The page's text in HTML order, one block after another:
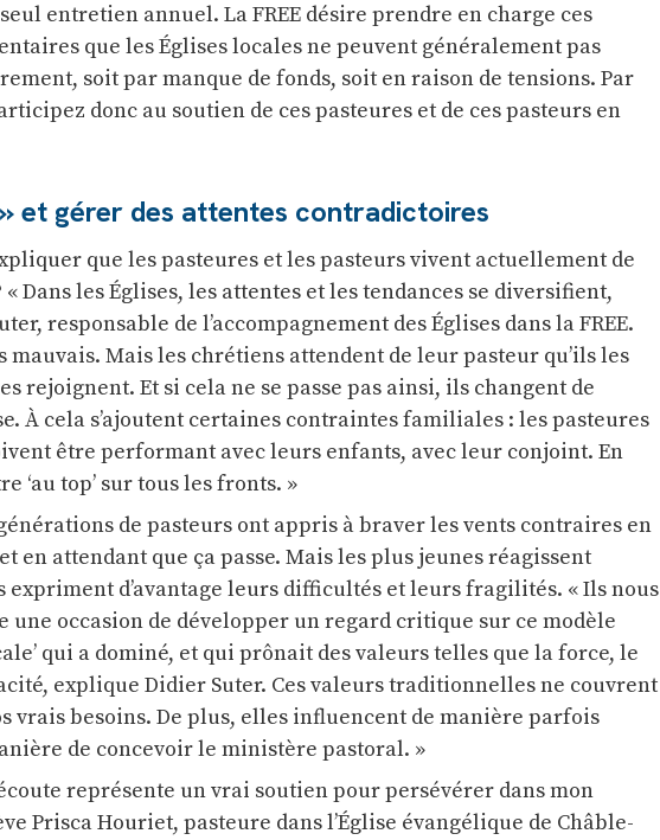
entretien annuel. La FREE désire prendre en charge ces
que les Églises locales ne peuvent généralement pas
soit par manque de fonds, soit en raison de tensions. Par
donc au soutien de ces pasteures et de ces pasteurs en
et gérer des attentes contradictoires
que les pasteures et les pasteurs vivent actuellement de
Dans les Églises, les attentes et les tendances se diversifient,
responsable de l’accompagnement des Églises dans la FREE.
mauvais. Mais les chrétiens attendent de leur pasteur qu’ils les
rejoignent. Et si cela ne se passe pas ainsi, ils changent de
À cela s’ajoutent certaines contraintes familiales : les pasteures
être performant avec leurs enfants, avec leur conjoint. En
‘au top’ sur tous les fronts. »
de pasteurs ont appris à braver les vents contraires en
en attendant que ça passe. Mais les plus jeunes réagissent
d’avantage leurs difficultés et leurs fragilités. « Ils nous
une occasion de développer un regard critique sur ce modèle
qui a dominé, et qui prônait des valeurs telles que la force, le
explique Didier Suter. Ces valeurs traditionnelles ne couvrent
vrais besoins. De plus, elles influencent de manière parfois
de concevoir le ministère pastoral. »
représente un vrai soutien pour persévérer dans mon
Prisca Houriet, pasteure dans l’Église évangélique de Châble-